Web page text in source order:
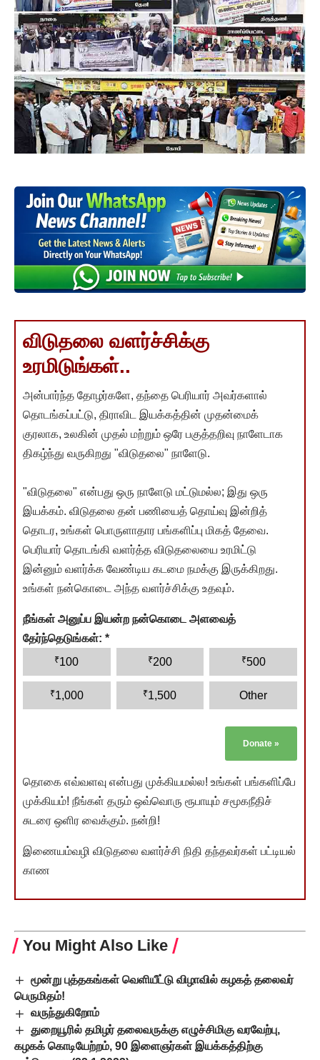
விடுதலை வளர்ச்சிக்கு
உரமிடுங்கள்..
அன்பார்ந்த தோழர்களே, தந்தை பெரியார் அவர்களால்
தொடங்கப்பட்டு, திராவிட இயக்கத்தின் முதன்மைக்
குரலாக, உலகின் முதல் மற்றும் ஒரே பகுத்தறிவு நாளேடாக
திகழ்ந்து வருகிறது "விடுதலை" நாளேடு.
"விடுதலை" என்பது ஒரு நாளேடு மட்டுமல்ல; இது ஒரு
இயக்கம். விடுதலை தன் பணியைத் தொய்வு இன்றித்
தொடர, உங்கள் பொருளாதார பங்களிப்பு மிகத் தேவை.
பெரியார் தொடங்கி வளர்த்த விடுதலையை உரமிட்டு
இன்னும் வளர்க்க வேண்டிய கடமை நமக்கு இருக்கிறது.
உங்கள் நன்கொடை அந்த வளர்ச்சிக்கு உதவும்.
நீங்கள் அனுப்ப இயன்ற நன்கொடை அளவைத்
தேர்ந்தெடுங்கள்: *
₹100 ₹200 ₹500
₹1,000 ₹1,500 Other
Donate »
தொகை எவ்வளவு என்பது முக்கியமல்ல! உங்கள் பங்களிப்பே
முக்கியம்! நீங்கள் தரும் ஒவ்வொரு ரூபாயும் சமூகநீதிச்
சுடரை ஒளிர வைக்கும். நன்றி!
இணையம்வழி விடுதலை வளர்ச்சி நிதி தந்தவர்கள் பட்டியல்
காண
You Might Also Like
மூன்று புத்தகங்கள் வெளியீட்டு விழாவில் கழகத் தலைவர்
பெருமிதம்!
வருந்துகிறோம்
துறையூரில் தமிழர் தலைவருக்கு எழுச்சிமிகு வரவேற்பு,
கழகக் கொடியேற்றம், 90 இளைஞர்கள் இயக்கத்திற்கு